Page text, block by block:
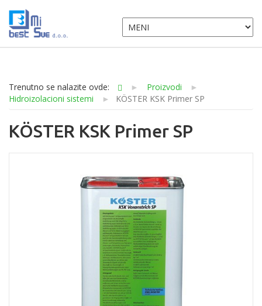
Trenutno se nalazite ovde: ► Proizvodi
►
Hidroizolacioni sistemi
► KÖSTER KSK Primer SP
KÖSTER KSK Primer SP